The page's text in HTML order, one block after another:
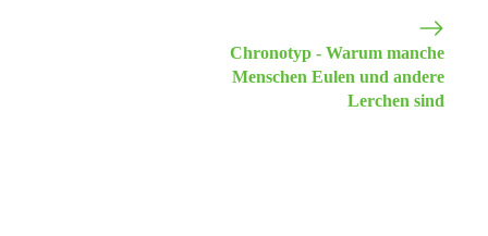
Chronotyp - Warum manche
Menschen Eulen und andere
Lerchen sind